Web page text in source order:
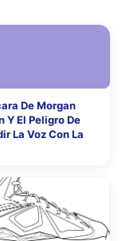
De Morgan
Y El Peligro De
La Voz Con La